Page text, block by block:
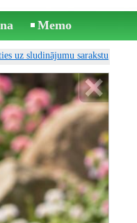
Memo
uz sludinājumu sarakstu